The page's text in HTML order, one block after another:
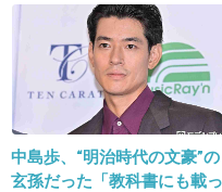
で良かったのにね。
20. 匿名2018/12/28(金) 19:29:33
一桁少なかったら良かったね
中島歩、“明治時代の文豪”の
玄孫だった「教科書にも載っ